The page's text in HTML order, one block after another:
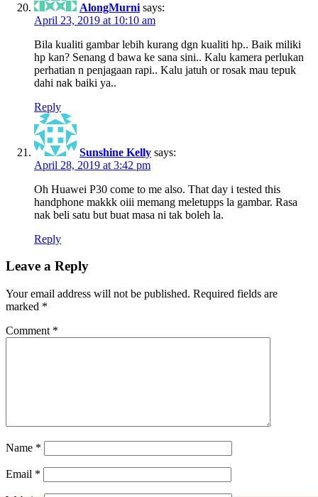
AlongMurni says:
April 23, 2019 at 10:10 am
Bila kualiti gambar lebih kurang dgn kualiti hp.. Baik miliki
hp kan? Senang d bawa ke sana sini.. Kalu kamera perlukan
perhatian n penjagaan rapi.. Kalu jatuh or rosak mau tepuk
dahi nak baiki ya..
Reply
Sunshine Kelly says:
April 28, 2019 at 3:42 pm
Oh Huawei P30 come to me also. That day i tested this
handphone makkk oiii memang meletupps la gambar. Rasa
nak beli satu but buat masa ni tak boleh la.
Reply
Leave a Reply
Your email address will not be published. Required fields are
marked *
Comment *
Name *
Email *